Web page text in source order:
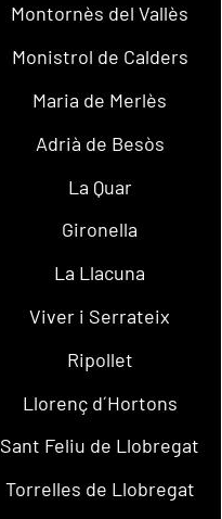
Montornès del Vallès
Monistrol de Calders
Maria de Merlès
Adrià de Besòs
La Quar
Gironella
La Llacuna
Viver i Serrateix
Ripollet
Llorenç d´Hortons
Sant Feliu de Llobregat
Torrelles de Llobregat